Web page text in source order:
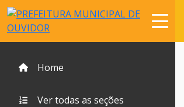
Home
Ver todas as seções